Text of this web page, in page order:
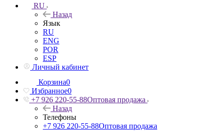
RU
Назад
Язык
RU
ENG
POR
ESP
Личный кабинет
Корзина0
Избранное0
+7 926 220-55-88Оптовая продажа
Назад
Телефоны
+7 926 220-55-88Оптовая продажа